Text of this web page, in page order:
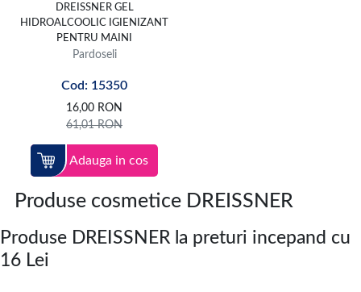
DREISSNER GEL
HIDROALCOOLIC IGIENIZANT
PENTRU MAINI
Pardoseli
Cod: 15350
16,00 RON
61,01RON
Adauga in cos
Produse cosmetice DREISSNER
Produse DREISSNER la preturi incepand cu
16 Lei